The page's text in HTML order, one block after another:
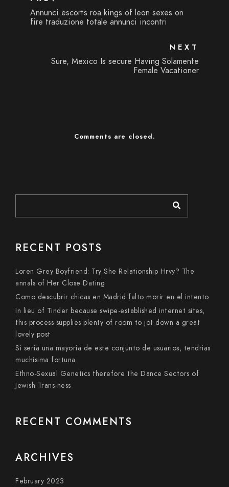
Annunci escorts roa kings of leon sexes on
fire traduzione totale annunci incontri
NEXT
Sure, Mexico Is secure Having Solamente
Female Vacationer
Comments are closed.
RECENT POSTS
Loren Grey Boyfriend: Try She Relationship Hrvy? The
annals of Her Close Dating
Como descubrir chicas en Madrid falto morir en el intento
In lieu of Tinder because swipe-established internet sites,
this process supplies plenty of room to jot down a great
lovely post
Si seri­a una mayoria de este conjunto de usuarios, tendri­as
muchisima fortuna
Ethno-Sexual Genetics therefore the Dance Sectors of
Jewish Trans-ness
RECENT COMMENTS
ARCHIVES
February 2023